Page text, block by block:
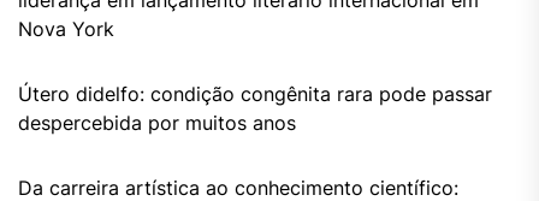
Nova York
Útero didelfo: condição congênita rara pode passar
despercebida por muitos anos
Da carreira artística ao conhecimento científico: